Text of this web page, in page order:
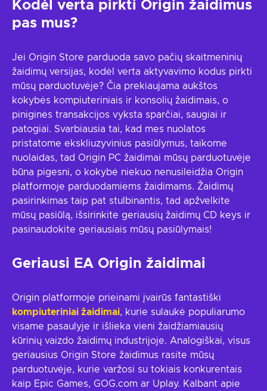
Kodėl verta pirkti Origin žaidimus
pas mus?
Jei Origin Store parduoda savo pačių skaitmeninių
žaidimų versijas, kodėl verta aktyvavimo kodus pirkti
mūsų parduotuvėje? Čia prekiaujama aukštos
kokybės kompiuteriniais ir konsolių žaidimais, o
piniginės transakcijos vyksta sparčiai, saugiai ir
patogiai. Svarbiausia tai, kad mes nuolatos
pristatome ekskliuzyvinius pasiūlymus, taikome
nuolaidas, tad Origin PC žaidimai mūsų parduotuvėje
būna pigesni, o kokybė niekuo nenusileidžia Origin
platformoje parduodamiems žaidimams. Žaidimų
pasirinkimas taip pat stulbinantis, tad apžvelkite
mūsų pasiūlą, išsirinkite geriausių žaidimų CD keys ir
pasinaudokite geriausiais mūsų pasiūlymais!
Geriausi EA Origin žaidimai
Origin platformoje prieinami įvairūs fantastiški
kompiuteriniai žaidimai, kurie sulaukė populiarumo
visame pasaulyje ir išlieka vieni žaidžiamiausių
kūrinių vaizdo žaidimų industrijoje. Analogiškai, visus
geriausius Origin Store žaidimus rasite mūsų
parduotuvėje, kurie varžosi su tokiais konkurentais
kaip Epic Games, GOG.com ar Uplay. Kalbant apie